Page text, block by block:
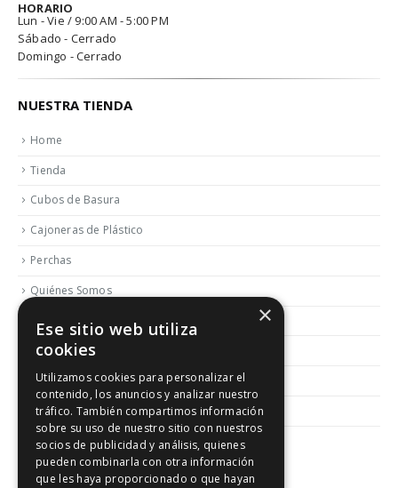
HORARIO
Lun - Vie / 9:00 AM - 5:00 PM
Sábado - Cerrado
Domingo - Cerrado
NUESTRA TIENDA
Home
Tienda
Cubos de Basura
Cajoneras de Plástico
Perchas
Quiénes Somos
Contactar
Blog
Política de Reembolso y Devoluciones
Aviso Legal
×
Ese sitio web utiliza
cookies
Utilizamos cookies para personalizar el
contenido, los anuncios y analizar nuestro
tráfico. También compartimos información
sobre su uso de nuestro sitio con nuestros
socios de publicidad y análisis, quienes
pueden combinarla con otra información
que les haya proporcionado o que hayan